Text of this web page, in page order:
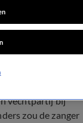
vechtpartij bij
zou de zanger